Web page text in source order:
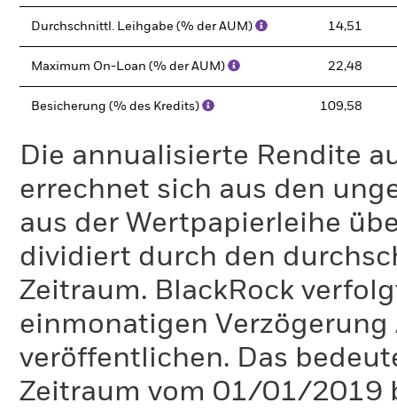
Durchschnittl. Leihgabe (% der AUM) 14,51
Maximum On-Loan (% der AUM) 22,48
Besicherung (% des Kredits) 109,58
Die annualisierte Rendite
errechnet sich aus den
aus der Wertpapierleihe
dividiert durch den
Zeitraum. BlackRock
einmonatigen
veröffentlichen. Das
Zeitraum vom 01/01/2019